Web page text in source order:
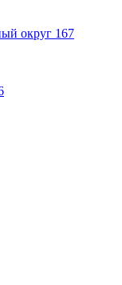
округ 167